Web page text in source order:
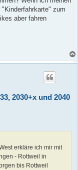
zum
aber fahren
2030+x und 2040
erkläre ich mir mit
- Rottweil in
bis Rottweil